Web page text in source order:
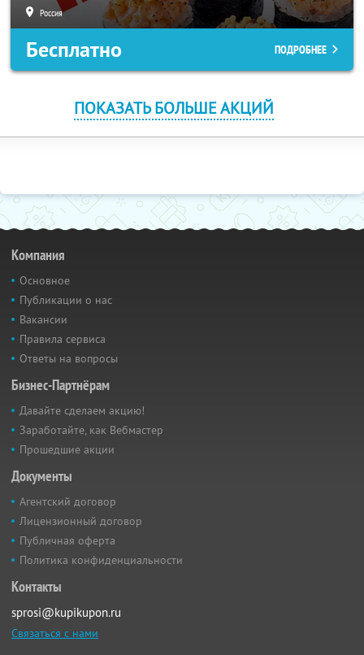
Россия
Бесплатно ПОДРОБНЕЕ
ПОКАЗАТЬ БОЛЬШЕ АКЦИЙ
Компания
Основное
Публикации о нас
Вакансии
Правила сервиса
Ответы на вопросы
Бизнес-Партнёрам
Давайте сделаем акцию!
Заработайте, как Вебмастер
Прошедшие акции
Документы
Агентский договор
Лицензионный договор
Публичная оферта
Политика конфиденциальности
Контакты
sprosi@kupikupon.ru
Связаться с нами